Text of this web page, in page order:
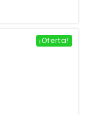
¡Oferta!